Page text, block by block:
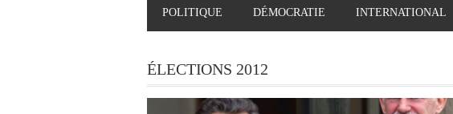
POLITIQUE DÉMOCRATIE INTERNATIONAL
ÉLECTIONS 2012